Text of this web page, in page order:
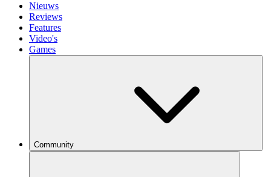
Nieuws
Reviews
Features
Video's
Games
Community